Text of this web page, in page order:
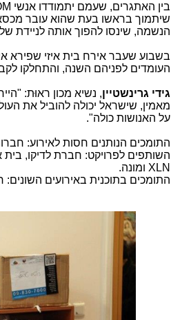
שיתמוך בראשו בעת שהוא עובר מכסא
הנשמה, שינסו להפוך אותה לניידת של
בשבוע שעבר אירח בית איזי שפירא
העומדים לפניהם השנה, והתחלקו
גידי גרינשטיין, נשיא מכון ראוּת:
מאמין, שישראל יכולה להוביל את
על האנושות כולה".
התומכים הנותנים חסות לאירוע:
השותפים לפרויקט: חברת לדיקו, בית
XLN ומונה.
התומכים בתוכנית באירועים